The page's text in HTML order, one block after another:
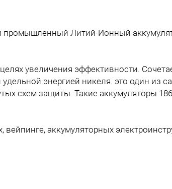
промышленный Литий-Ионный
увеличения эффективности.
энергией никеля. это один из
схем защиты. Такие аккумуляторы
аккумуляторных